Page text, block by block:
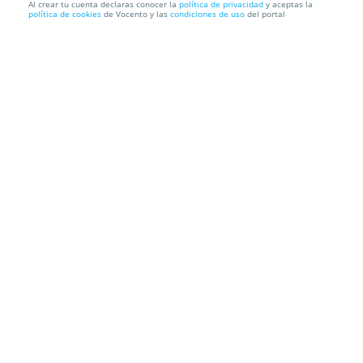
Curso de Inglés para tus Vacaciones Perfectas
Al crear tu cuenta declaras conocer la política de privacidad y aceptas la
política de cookies de Vocento y las condiciones de uso del portal